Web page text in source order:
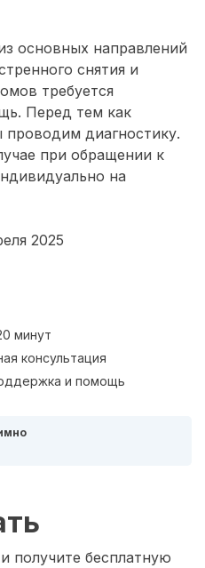
основных направлений
снятия и
требуется
Перед тем как
диагностику.
при обращении к
на
2025
минут
консультация
и помощь
получите бесплатную